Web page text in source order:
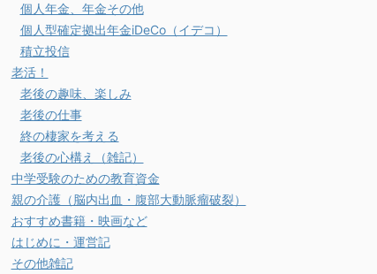
個人年金、年金その他
個人型確定拠出年金iDeCo（イデコ）
積立投信
老活！
老後の趣味、楽しみ
老後の仕事
終の棲家を考える
老後の心構え（雑記）
中学受験のための教育資金
親の介護（脳内出血・腹部大動脈瘤破裂）
おすすめ書籍・映画など
はじめに・運営記
その他雑記